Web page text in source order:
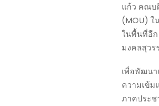
แก้ว คณบ
(MOU) ใ
ในพื้นที่อีก
มงคลสุว
เพื่อพัฒน
ความเข้ม
ภาคประ